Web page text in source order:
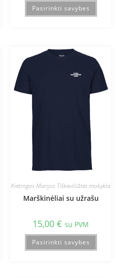
Pasirinkti savybes
Kretingos Marijos Tiškevičiūtės mokykla
Marškinėliai su užrašu
15,00 € su PVM
Pasirinkti savybes